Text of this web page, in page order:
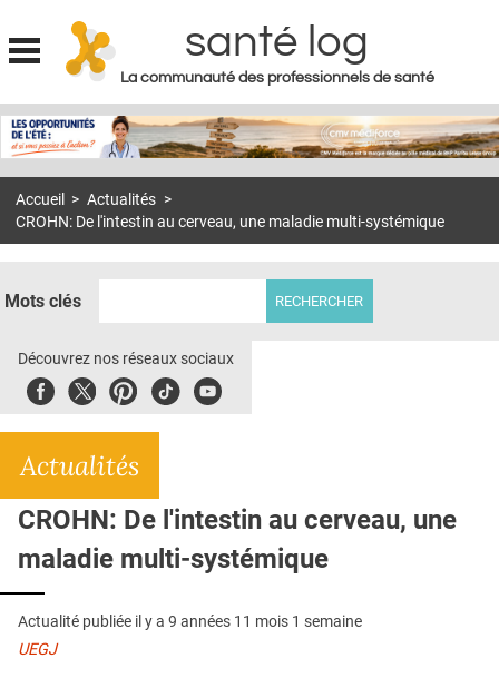
Jump to navigation
santé log
La communauté des professionnels de santé
MON COMPTE
S'ABONNER À LA REVUE SOIN À DOMICILE
DOSSIERS
E-REVUE SAD
L'APP
QUI SOMMES-NOUS ?
PUBLICITÉ
CONDITIONS GÉNÉRALES
CONTACT
Accueil > Actualités >
CROHN: De l'intestin au cerveau, une maladie multi-systémique
Mots clés
Découvrez nos réseaux sociaux
FacebookTwitterPinterest
TiktokYoubute
Actualités
CROHN: De l'intestin au cerveau, une
maladie multi-systémique
Actualité publiée il y a 9 années 11 mois 1 semaine
UEGJ